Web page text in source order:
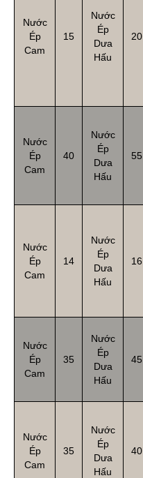
Nước
Ép
Cam
15
Nước
Ép
Dưa
Hấu
20
Nước
Ép
Cam
40
Nước
Ép
Dưa
Hấu
55
Nước
Ép
Cam
14
Nước
Ép
Dưa
Hấu
16
Nước
Ép
Cam
35
Nước
Ép
Dưa
Hấu
45
Nước
Ép
Cam
35
Nước
Ép
Dưa
Hấu
40